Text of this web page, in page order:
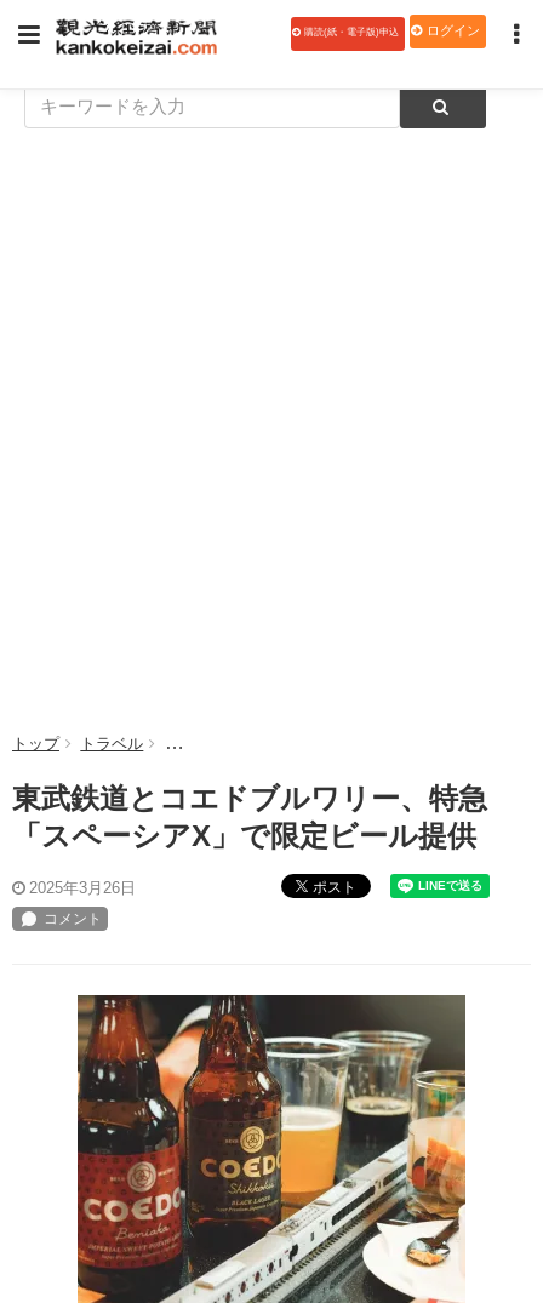
購読(紙・電子版)申込 ログイン
トップ トラベル 東武鉄道とコエドブルワリー、特急「スペーシアX
東武鉄道とコエドブルワリー、特急
「スペーシアX」で限定ビール提供
2025年3月26日 ポスト